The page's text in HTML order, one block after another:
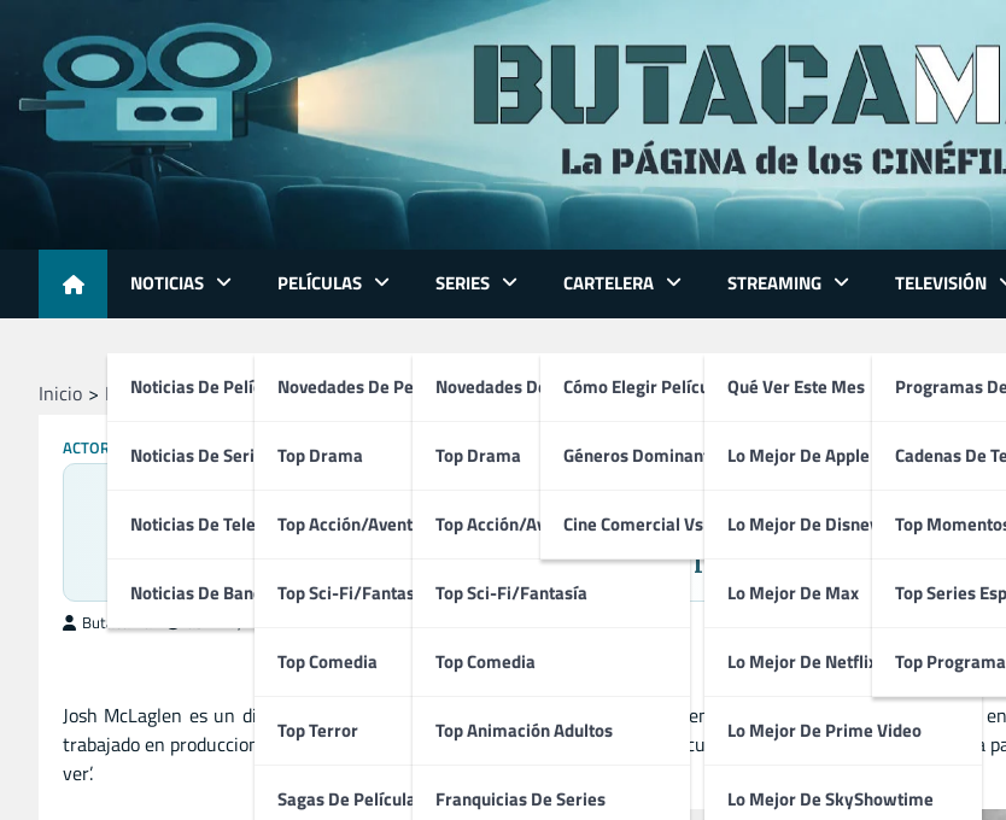
content
NOTICIAS
Noticias De Películas
Noticias De Series
Noticias De Televisión
Noticias De Bandas Sonoras
PELÍCULAS
Novedades De Películas
Top Drama
Top Acción/Aventura
Top Sci-Fi/Fantasía
Top Comedia
Top Terror
Sagas De Películas
SERIES
Novedades De Series
Top Drama
Top Acción/Aventura
Top Sci-Fi/Fantasía
Top Comedia
Top Animación Adultos
Franquicias De Series
CARTELERA
Cómo Elegir Película
Géneros Dominantes
Cine Comercial Vs Autor
STREAMING
Qué Ver Este Mes
Lo Mejor De Apple TV
Lo Mejor De Disney+
Lo Mejor De Max
Lo Mejor De Netflix
Lo Mejor De Prime Video
Lo Mejor De SkyShowtime
TELEVISIÓN
Programas
Cadenas De
Top
Top Series
Top
Inicio Profesionales Directores Josh Mclaglen
ACTORES DIRECTORES PRODUCTORES
Josh Mclaglen
Realizador Estadounidense de Acción,
ButacaMax
Josh McLaglen es un director cinematográfico estadounidense de acción, ciencia ficción y thriller con trabajos
trabajado en producciones como ‘Deadpool y Lobezno’, ‘Avatar’ y ‘Titanic’. En cuanto a su trabajo en televisión, ha
ver’.